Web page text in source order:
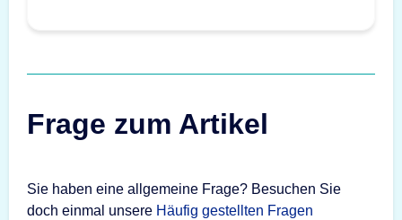
Frage zum Artikel
Sie haben eine allgemeine Frage? Besuchen Sie
doch einmal unsere Häufig gestellten Fragen